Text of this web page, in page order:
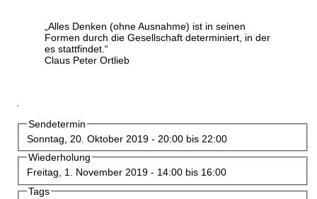
„Alles Denken (ohne Ausnahme) ist in seinen
Formen durch die Gesellschaft determiniert, in der
es stattfindet.“
Claus Peter Ortlieb
Sendetermin
Sonntag, 20. Oktober 2019 - 20:00bis 22:00
Wiederholung
Freitag, 1. November 2019 - 14:00bis 16:00
Tags